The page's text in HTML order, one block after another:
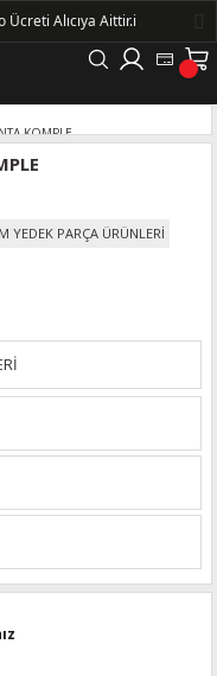
YEDEK PARÇA ÜRÜNLERİ
Ücreti Alıcıya Aittir.ℹ️